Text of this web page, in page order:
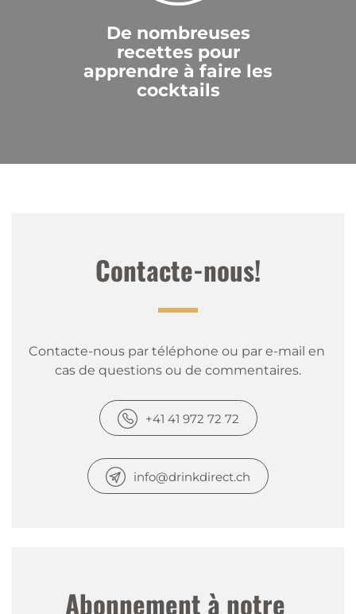
De nombreuses
recettes pour
apprendre à faire les
cocktails
Contacte-nous!
Contacte-nous par téléphone ou par e-mail en
cas de questions ou de commentaires.
+41 41 972 72 72
info@drinkdirect.ch
Abonnement à notre